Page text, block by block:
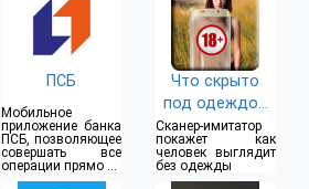
ПСБ
Мобильное
приложение банка
ПСБ, позволяющее
совершать все
операции прямо из
дома
Что скрыто
под одеждой
(18+)
Сканер-имитатор
покажет как
человек выглядит
без одежды